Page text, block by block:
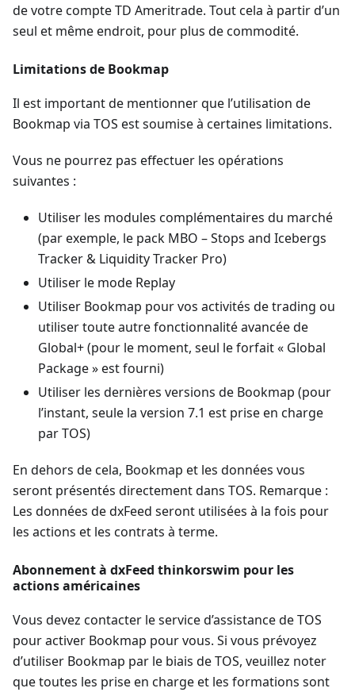
de votre compte TD Ameritrade. Tout cela à partir d’un
seul et même endroit, pour plus de commodité.
Limitations de Bookmap
Il est important de mentionner que l’utilisation de
Bookmap via TOS est soumise à certaines limitations.
Vous ne pourrez pas effectuer les opérations
suivantes :
Utiliser les modules complémentaires du marché
(par exemple, le pack MBO – Stops and Icebergs
Tracker & Liquidity Tracker Pro)
Utiliser le mode Replay
Utiliser Bookmap pour vos activités de trading ou
utiliser toute autre fonctionnalité avancée de
Global+ (pour le moment, seul le forfait « Global
Package » est fourni)
Utiliser les dernières versions de Bookmap (pour
l’instant, seule la version 7.1 est prise en charge
par TOS)
En dehors de cela, Bookmap et les données vous
seront présentés directement dans TOS. Remarque :
Les données de dxFeed seront utilisées à la fois pour
les actions et les contrats à terme.
Abonnement à dxFeed thinkorswim pour les
actions américaines
Vous devez contacter le service d’assistance de TOS
pour activer Bookmap pour vous. Si vous prévoyez
d’utiliser Bookmap par le biais de TOS, veuillez noter
que toutes les prise en charge et les formations sont